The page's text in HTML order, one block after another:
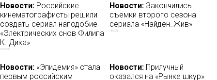
Новости: Российские
кинематографисты решили
создать сериал наподобие
«Электрических снов Филипа
К. Дика»
10/10/2020
Новости: Закончились
съемки второго сезона
сериала «Найден_Жив»
14/07/2021
Новости: «Эпидемия» стала
первым российским
Новости: Прилучный
оказался на «Рынке шкур»